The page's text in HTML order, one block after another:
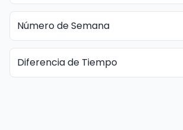
Número de Semana
Diferencia de Tiempo